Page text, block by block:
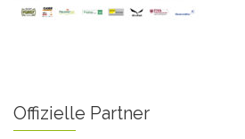
Offizielle Partner